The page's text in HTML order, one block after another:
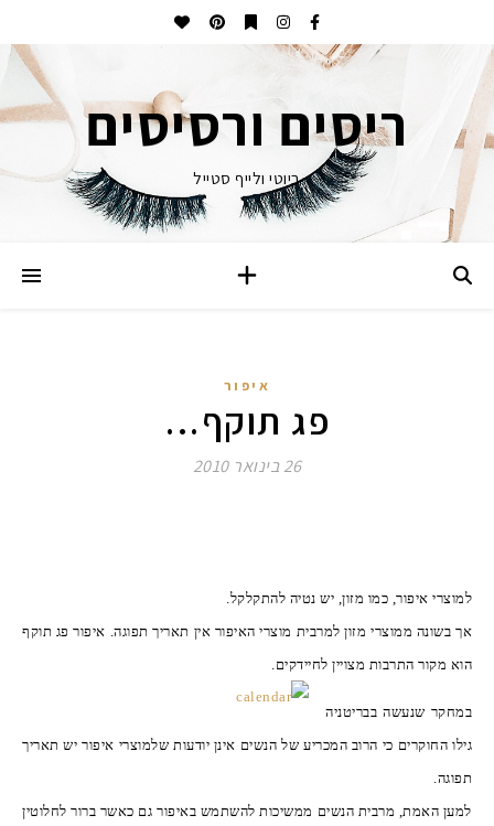
ריסים ורסיסים
ביוטי ולייף סטייל
איפור
פג תוקף…
26 בינואר 2010
למוצרי איפור, כמו מזון, יש נטיה להתקלקל.
אך בשונה ממוצרי מזון למרבית מוצרי האיפור אין תאריך תפוגה. איפור פג תוקף
הוא מקור התרבות מצויין לחיידקים.
במחקר שנעשה בבריטניה
גילו החוקרים כי הרוב המכריע של הנשים אינן יודעות שלמוצרי איפור יש תאריך
תפוגה.
למען האמת, מרבית הנשים ממשיכות להשתמש באיפור גם כאשר ברור לחלוטין